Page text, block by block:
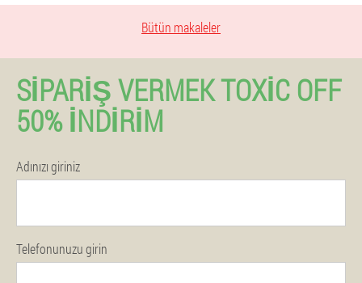
Bütün makaleler
SIPARIŞ VERMEK TOXIC OFF
50% İNDIRIM
Adınızı giriniz
Telefonunuzu girin